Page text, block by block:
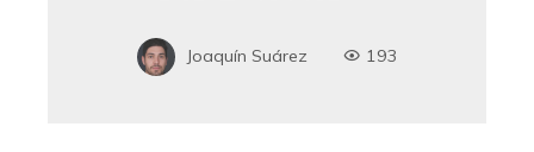
Joaquín Suárez 193